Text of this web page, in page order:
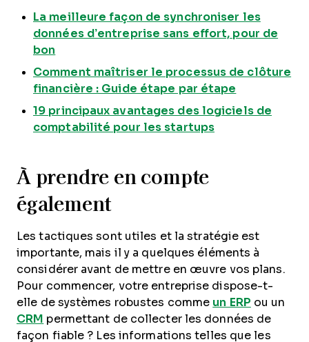
La meilleure façon de synchroniser les
données d’entreprise sans effort, pour de
bon
Comment maîtriser le processus de clôture
financière : Guide étape par étape
19 principaux avantages des logiciels de
comptabilité pour les startups
À prendre en compte
également
Les tactiques sont utiles et la stratégie est
importante, mais il y a quelques éléments à
considérer avant de mettre en œuvre vos plans.
Pour commencer, votre entreprise dispose-t-
elle de systèmes robustes comme un ERP ou un
CRM permettant de collecter les données de
façon fiable ? Les informations telles que les